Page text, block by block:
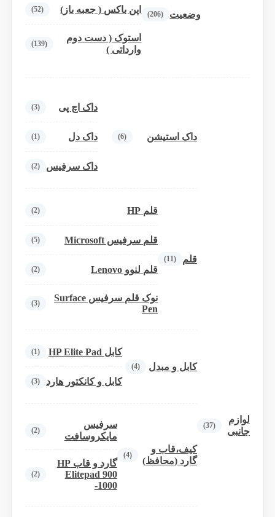
وضعیت (206) اپن باکس ( جعبه باز) (52)
استوک ( دست دوم
وارداتی )
(139)
لوازم
جانبی
(37)
داک استیشن (6)
داک اچ پی (3)
داک دل (1)
داک سرفیس (2)
قلم (11)
قلم HP (2)
قلم سرفیس Microsoft (5)
قلم لنوو Lenovo (2)
نوک قلم سرفیس Surface
Pen
(3)
کابل و مبدل (4)
کابل HP Elite Pad (1)
کابل و کانکتور هارد (3)
کیف،قاب و
گارد (محافظ)
(4)
سرفیس
مایکروسافت
(2)
گارد و قاب HP
Elitepad 900
-1000
(2)